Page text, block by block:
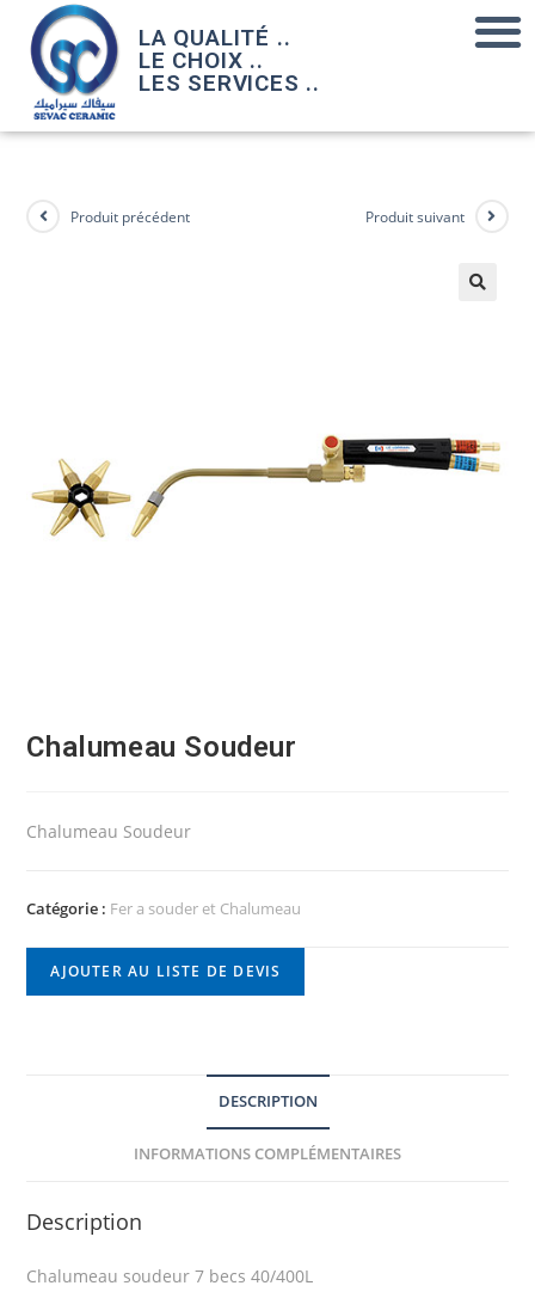
LA QUALITÉ ..
LE CHOIX ..
LES SERVICES ..
Produit précédent Produit suivant
Chalumeau Soudeur
Chalumeau Soudeur
Catégorie : Fer a souder et Chalumeau
AJOUTER AU LISTE DE DEVIS
DESCRIPTION
INFORMATIONS COMPLÉMENTAIRES
Description
Chalumeau soudeur 7 becs 40/400L